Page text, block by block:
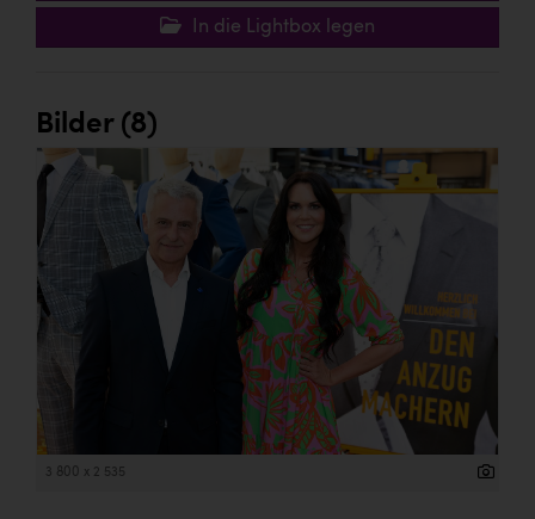
In die Lightbox legen
Bilder (8)
3 800 x 2 535